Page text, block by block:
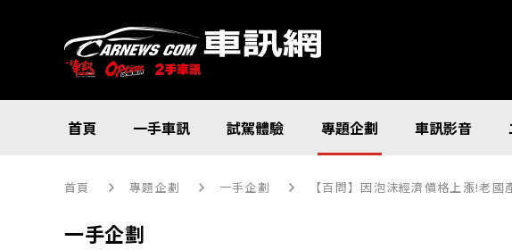
首頁 一手車訊 試駕體驗 專題企劃 車訊影音
首頁 專題企劃 一手企劃 【百問】因泡沫經濟價格上漲!老
一手企劃